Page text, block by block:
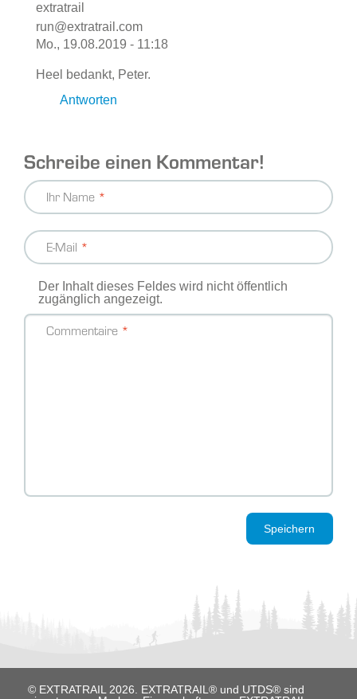
extratrail
run@extratrail.com
Mo., 19.08.2019 - 11:18
Heel bedankt, Peter.
Antworten
Schreibe einen Kommentar!
Ihr Name
E-Mail
Der Inhalt dieses Feldes wird nicht öffentlich
zugänglich angezeigt.
Commentaire
Speichern
© EXTRATRAIL 2026. EXTRATRAIL® und UTDS® sind